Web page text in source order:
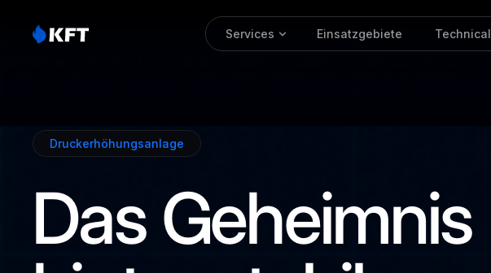
Services Einsatzgebiete Technical
Druckerhöhungsanlage
Das Geheimnis